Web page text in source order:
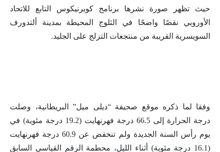
حيث تظهر صورة نشرها برنامج كوبرنيكوس التابع للاتحاد
الأوروبي نقصًا واضحًا في الثلوج المحيطة بمدينة ألتدورف
السويسرية القريبة من منتجعات التزلج على الجليد.
وفقا لما ذكره موقع صحيفة “ديلى ميل” البريطانية، وصلت
درجة الحرارة إلى 66.5 درجة فهرنهايت (19.2 درجة مئوية) في
يوم رأس السنة الجديدة ولم تنخفض عن 60.9 درجة فهرنهايت
(16.1 درجة مئوية) أثناء الليل، محطمة الرقم القياسي السابق